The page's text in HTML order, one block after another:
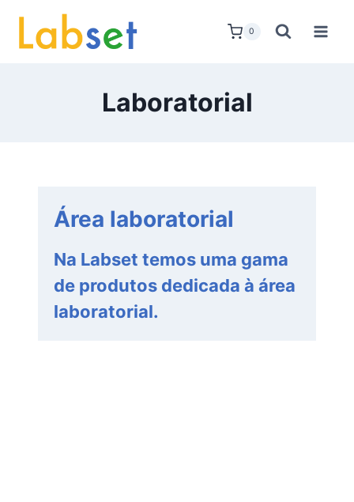
content
0
Laboratorial
Área laboratorial
Na Labset temos uma gama
de produtos dedicada à área
laboratorial.